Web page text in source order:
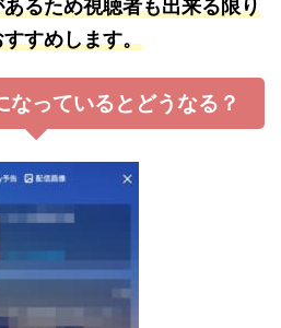
るため視聴者も出来る限り
すめします。
なっているとどうなる？